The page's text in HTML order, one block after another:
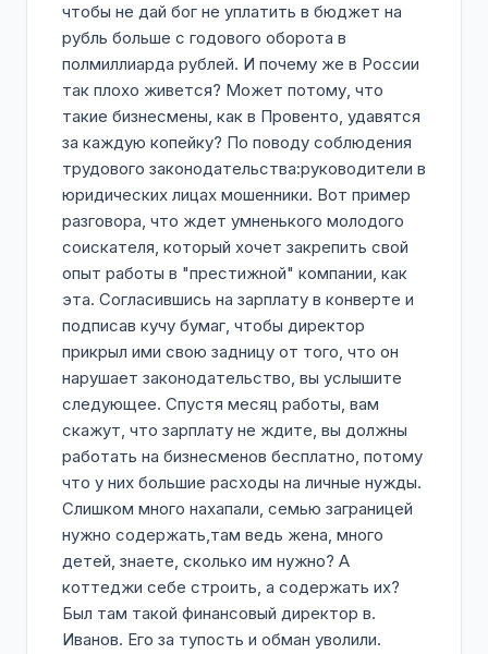
чтобы не дай бог не уплатить в бюджет на
рубль больше с годового оборота в
полмиллиарда рублей. И почему же в России
так плохо живется? Может потому, что
такие бизнесмены, как в Провенто, удавятся
за каждую копейку? По поводу соблюдения
трудового законодательства:руководители в
юридических лицах мошенники. Вот пример
разговора, что ждет умненького молодого
соискателя, который хочет закрепить свой
опыт работы в "престижной" компании, как
эта. Согласившись на зарплату в конверте и
подписав кучу бумаг, чтобы директор
прикрыл ими свою задницу от того, что он
нарушает законодательство, вы услышите
следующее. Спустя месяц работы, вам
скажут, что зарплату не ждите, вы должны
работать на бизнесменов бесплатно, потому
что у них большие расходы на личные нужды.
Слишком много нахапали, семью заграницей
нужно содержать,там ведь жена, много
детей, знаете, сколько им нужно? А
коттеджи себе строить, а содержать их?
Был там такой финансовый директор в.
Иванов. Его за тупость и обман уволили.